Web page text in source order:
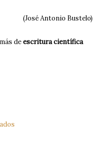
(José Antonio Bustelo)
deescritura científica